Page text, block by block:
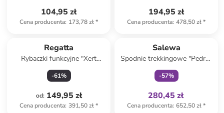
104,95 zł
Cena producenta: 173,78 zł*
194,95 zł
Cena producenta: 478,50 zł*
Regatta
Rybaczki funkcyjne "Xert
Stretch" w kolorze
turkusowym
-61%
od: 149,95 zł
Cena producenta: 391,50 zł*
Salewa
Spodnie trekkingowe "Pedroc
Pro Durastretch" w kolorze
szarym
-57%
280,45 zł
Cena producenta: 652,50 zł*